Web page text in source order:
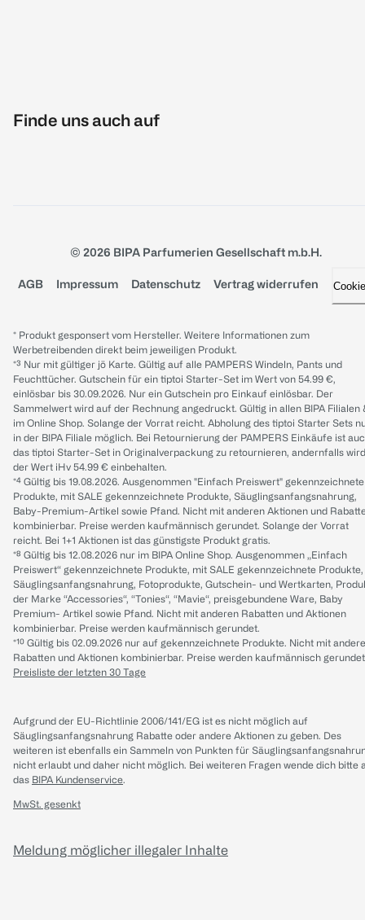
Finde uns auch auf
© 2026 BIPA Parfumerien Gesellschaft m.b.H.
AGB Impressum Datenschutz Vertrag widerrufen
* Produkt gesponsert vom Hersteller. Weitere Informationen zum
Werbetreibenden direkt beim jeweiligen Produkt.
*³ Nur mit gültiger jö Karte. Gültig auf alle PAMPERS Windeln, Pants und
Feuchttücher. Gutschein für ein tiptoi Starter-Set im Wert von 54.99 €,
einlösbar bis 30.09.2026. Nur ein Gutschein pro Einkauf einlösbar. Der
Sammelwert wird auf der Rechnung angedruckt. Gültig in allen BIPA Filialen
im Online Shop. Solange der Vorrat reicht. Abholung des tiptoi Starter Sets
in der BIPA Filiale möglich. Bei Retournierung der PAMPERS Einkäufe ist
das tiptoi Starter-Set in Originalverpackung zu retournieren, andernfalls wird
der Wert iHv 54.99 € einbehalten.
*⁴ Gültig bis 19.08.2026. Ausgenommen "Einfach Preiswert" gekennzeichnete
Produkte, mit SALE gekennzeichnete Produkte, Säuglingsanfangsnahrung,
Baby-Premium-Artikel sowie Pfand. Nicht mit anderen Aktionen und
kombinierbar. Preise werden kaufmännisch gerundet. Solange der Vorrat
reicht. Bei 1+1 Aktionen ist das günstigste Produkt gratis.
*⁸ Gültig bis 12.08.2026 nur im BIPA Online Shop. Ausgenommen „Einfach
Preiswert“ gekennzeichnete Produkte, mit SALE gekennzeichnete Produkte,
Säuglingsanfangsnahrung, Fotoprodukte, Gutschein- und Wertkarten,
der Marke “Accessories“, “Tonies“, “Mavie“, preisgebundene Ware, Baby
Premium- Artikel sowie Pfand. Nicht mit anderen Rabatten und Aktionen
kombinierbar. Preise werden kaufmännisch gerundet.
*¹⁰ Gültig bis 02.09.2026 nur auf gekennzeichnete Produkte. Nicht mit
Rabatten und Aktionen kombinierbar. Preise werden kaufmännisch
Preisliste der letzten 30 Tage
Aufgrund der EU-Richtlinie 2006/141/EG ist es nicht möglich auf
Säuglingsanfangsnahrung Rabatte oder andere Aktionen zu geben. Des
weiteren ist ebenfalls ein Sammeln von Punkten für
nicht erlaubt und daher nicht möglich. Bei weiteren Fragen wende dich bitte
das BIPA Kundenservice.
MwSt. gesenkt
Meldung möglicher illegaler Inhalte